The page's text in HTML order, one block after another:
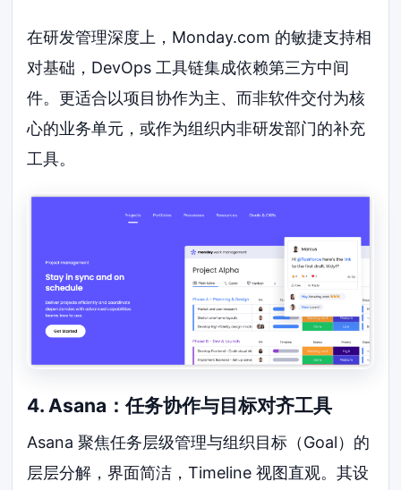
在研发管理深度上，Monday.com 的敏捷支持相
对基础，DevOps 工具链集成依赖第三方中间
件。更适合以项目协作为主、而非软件交付为核
心的业务单元，或作为组织内非研发部门的补充
工具。
4. Asana：任务协作与目标对齐工具
Asana 聚焦任务层级管理与组织目标（Goal）的
层层分解，界面简洁，Timeline 视图直观。其设